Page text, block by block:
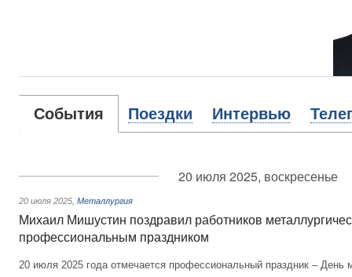
События Поездки Интервью
20 июля 2025, воскресенье
20 июля 2025 Металлургия
Михаил Мишустин поздравил работников
профессиональным праздником
20 июля 2025 года отмечается профессиональный праздник – День